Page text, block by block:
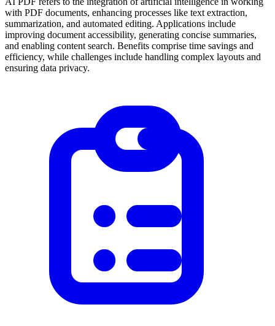
with PDF documents, enhancing processes like text extraction,
summarization, and automated editing. Applications include
improving document accessibility, generating concise summaries,
and enabling content search. Benefits comprise time savings and
efficiency, while challenges include handling complex layouts and
ensuring data privacy.